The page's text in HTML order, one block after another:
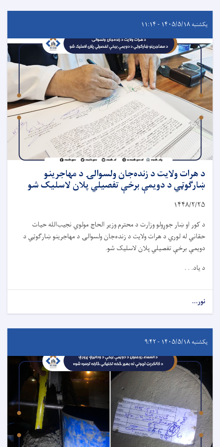
یکشنبه ۱۴۰۵/۵/۱۸ - ۱۱:۱۴
د هرات ولایت د زنده‌جان ولسوالۍ د مهاجرینو
ښارګوټي د دویمې برخې تفصیلي پلان لاسلیک شو
۱۴۴۸/۲/۲۵
د کور او ښار جوړولو وزارت د محترم وزیر الحاج مولوي نجیب‌الله حیات
حقاني له لوري د هرات ولایت د زنده‌جان ولسوالۍ د مهاجرینو ښارګوټي د
دویمې برخې تفصیلي پلان لاسلیک شو.
د یاد. . .
نور...
یکشنبه ۱۴۰۵/۵/۱۸ - ۹:۴۲